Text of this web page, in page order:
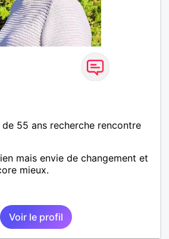
55 ans recherche rencontre
mais envie de changement et
mieux.
Voir le profil